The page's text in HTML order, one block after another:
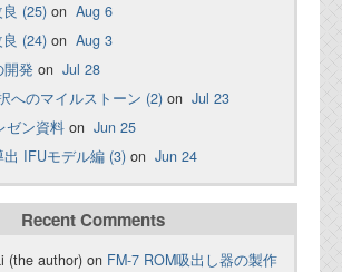
(25) on Aug 6
(24) on Aug 3
開発 on Jul 28
へのマイルストーン (2) on Jul 23
ゼン資料 on Jun 25
出 IFUモデル編 (3) on Jun 24
Recent Comments
(the author) on FM-7 ROM吸出し器の製作